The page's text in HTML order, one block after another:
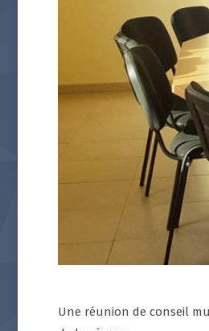
Une réunion de conseil